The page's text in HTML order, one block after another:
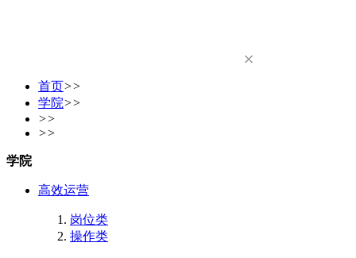
首页>>
学院>>
>>
>>
学院
高效运营
岗位类
操作类